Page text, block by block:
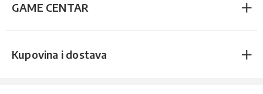
GAME CENTAR
Kupovina i dostava